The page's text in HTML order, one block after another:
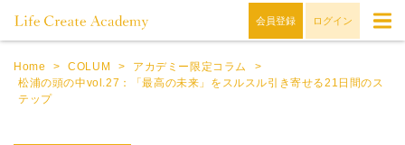
会員登録 ログイン
Home > COLUM > アカデミー限定コラム
>
松浦の頭の中vol.27：「最高の未来」をスルスル引き寄せる21日間のス
テップ